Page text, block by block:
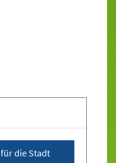
die Stadt